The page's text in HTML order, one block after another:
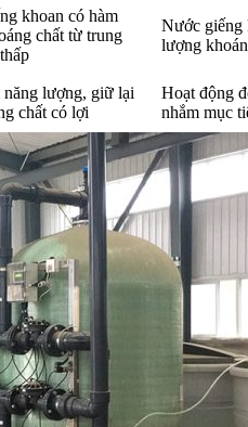
khoan có hàm
chất từ trung
Nước giếng
lượng
năng lượng, giữ lại
chất có lợi
Hoạt động
nhắm mục